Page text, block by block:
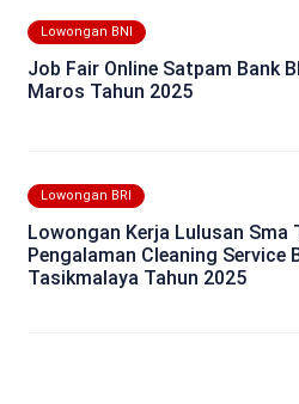
Lowongan BNI
Job Fair Online Satpam Bank
Maros Tahun 2025
Lowongan BRI
Lowongan Kerja Lulusan Sma
Pengalaman Cleaning Service
Tasikmalaya Tahun 2025